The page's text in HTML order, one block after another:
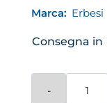
Marca: Erbesi
Consegna in